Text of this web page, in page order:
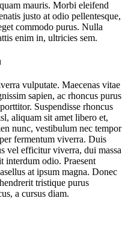
mauris. Morbi eleifend
justo at odio pellentesque,
commodo purus. Nulla
enim in, ultricies sem.
vulputate. Maecenas vitae
sapien, ac rhoncus purus
Suspendisse rhoncus
aliquam sit amet libero et,
nunc, vestibulum nec tempor
fermentum viverra. Duis
vel efficitur viverra, dui massa
interdum odio. Praesent
at ipsum magna. Donec
tristique purus
a cursus diam.